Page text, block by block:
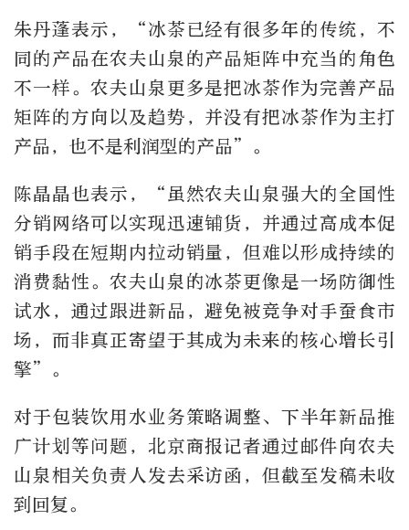
朱丹蓬表示，“冰茶已经有很多年的传统，不
同的产品在农夫山泉的产品矩阵中充当的角色
不一样。农夫山泉更多是把冰茶作为完善产品
矩阵的方向以及趋势，并没有把冰茶作为主打
产品，也不是利润型的产品”。
陈晶晶也表示，“虽然农夫山泉强大的全国性
分销网络可以实现迅速铺货，并通过高成本促
销手段在短期内拉动销量，但难以形成持续的
消费黏性。农夫山泉的冰茶更像是一场防御性
试水，通过跟进新品，避免被竞争对手蚕食市
场，而非真正寄望于其成为未来的核心增长引
擎”。
对于包装饮用水业务策略调整、下半年新品推
广计划等问题，北京商报记者通过邮件向农夫
山泉相关负责人发去采访函，但截至发稿未收
到回复。